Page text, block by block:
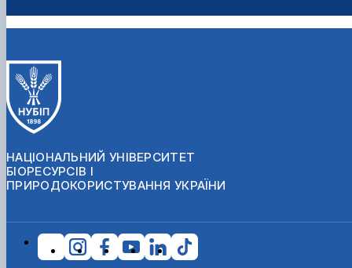
НАЦІОНАЛЬНИЙ УНІВЕРСИТЕТ
БІОРЕСУРСІВ І
ПРИРОДОКОРИСТУВАННЯ УКРАЇНИ